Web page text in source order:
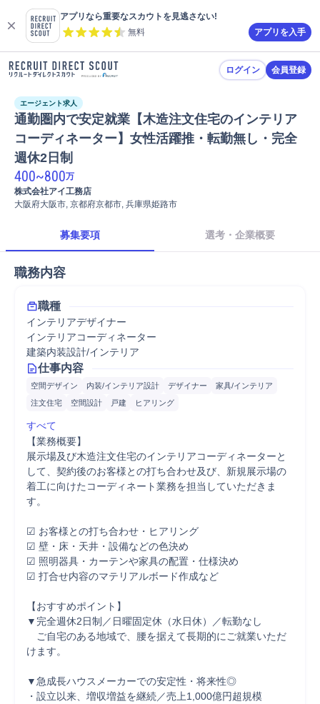
アプリなら重要なスカウトを見逃さない!
無料
アプリを入手
ログイン 会員登録
エージェント求人
通勤圏内で安定就業【木造注文住宅のインテリア
コーディネーター】女性活躍推・転勤無し・完全
週休2日制
400~800万
株式会社アイ工務店
大阪府大阪市, 京都府京都市, 兵庫県姫路市
募集要項 選考・企業概要
職務内容
職種
インテリアデザイナー
インテリアコーディネーター
建築内装設計/インテリア
仕事内容
空間デザイン 内装/インテリア設計 デザイナー
家具/インテリア
注文住宅
空間設計 戸建 ヒアリング
すべて
【業務概要】
展示場及び木造注文住宅のインテリアコーディネーターと
して、契約後のお客様との打ち合わせ及び、新規展示場の
着工に向けたコーディネート業務を担当していただきま
す。
☑ お客様との打ち合わせ・ヒアリング
☑ 壁・床・天井・設備などの色決め
☑ 照明器具・カーテンや家具の配置・仕様決め
☑ 打合せ内容のマテリアルボード作成など
【おすすめポイント】
▼完全週休2日制／日曜固定休（水日休）／転勤なし
ご自宅のある地域で、腰を据えて長期的にご就業いただ
けます。
▼急成長ハウスメーカーでの安定性・将来性◎
・設立以来、増収増益を継続／売上1,000億円超規模